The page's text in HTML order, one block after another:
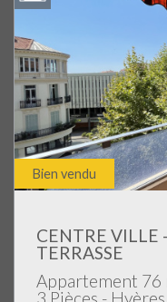
Bien vendu
CENTRE VILLE
TERRASSE
Appartement 76